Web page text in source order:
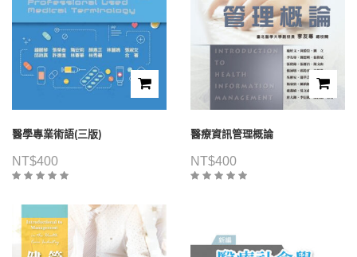
醫學專業術語(三版)
NT$400
醫療資訊管理概論
NT$400